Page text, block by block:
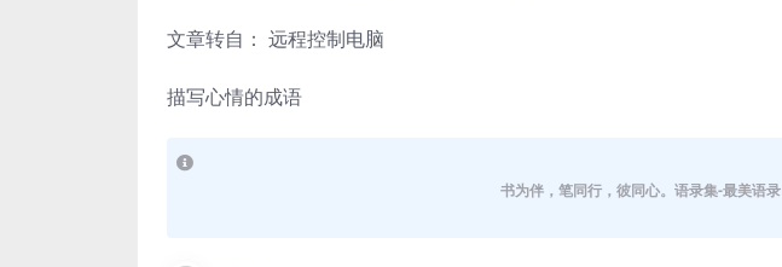
文章转自： 远程控制电脑
描写心情的成语
书为伴，笔同行，彼同心。语录集-最美语录